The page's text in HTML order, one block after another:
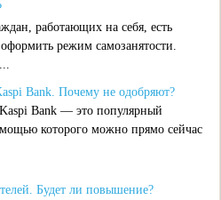
работающих на себя, есть
режим самозанятости.
Bank. Почему не одобряют?
Kaspi Bank — это популярный
которого можно прямо сейчас
Будет ли повышение?